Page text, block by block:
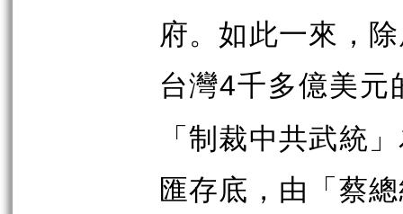
府。如此一來，
台灣4千多億美元
「制裁中共武統
匯存底，由「蔡